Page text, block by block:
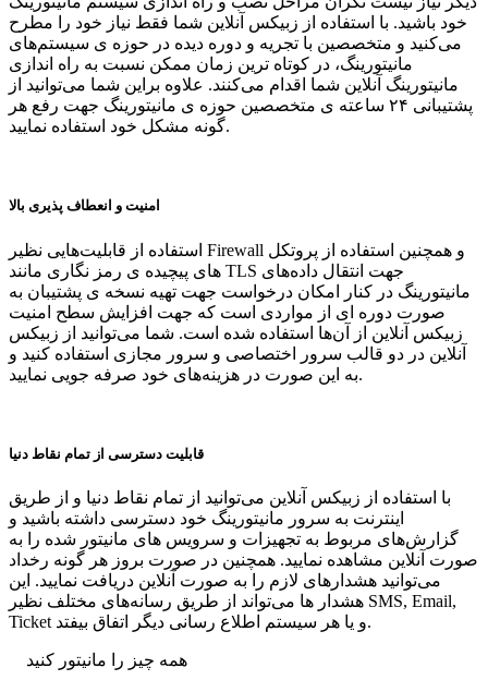
خود باشید. با استفاده از زبیکس آنلاین شما فقط نیاز خود را مطرح
می‌کنید و متخصصین با تجریه و دوره دیده در حوزه ی سیستم‌های
مانیتورینگ، در کوتاه ترین زمان ممکن نسبت به راه اندازی
مانیتورینگ آنلاین شما اقدام می‌کنند. علاوه براین شما می‌توانید از
پشتیبانی ۲۴ ساعته ی متخصصین حوزه ی مانیتورینگ جهت رفع هر
گونه مشکل خود استفاده نمایید.
امنیت و انعطاف پذیری بالا
استفاده از قابلیت‌هایی نظیر Firewall و همچنین استفاده از پروتکل
های پیچیده ی رمز نگاری مانند TLS جهت انتقال داده‌های
مانیتورینگ در کنار امکان درخواست جهت تهیه نسخه ی پشتیبان به
صورت دوره ای از مواردی است که جهت افزایش سطح امنیت
زبیکس آنلاین از آن‌ها استفاده شده است. شما می‌توانید از زبیکس
آنلاین در دو قالب سرور اختصاصی و سرور مجازی استفاده کنید و
به این صورت در هزینه‌های خود صرفه جویی نمایید.
قابلیت دسترسی از تمام نقاط دنیا
با استفاده از زبیکس آنلاین می‌توانید از تمام نقاط دنیا و از طریق
اینترنت به سرور مانیتورینگ خود دسترسی داشته باشید و
گزارش‌های مربوط به تجهیزات و سرویس های مانیتور شده را به
صورت آنلاین مشاهده نمایید. همچنین در صورت بروز هر گونه رخداد
می‌توانید هشدارهای لازم را به صورت آنلاین دریافت نمایید. این
هشدار ها می‌تواند از طریق رسانه‌های مختلف نظیر SMS, Email,
Ticket و یا هر سیستم اطلاع رسانی دیگر اتفاق بیفتد.
همه چیز را مانیتور کنید